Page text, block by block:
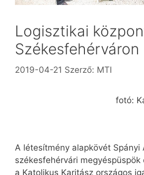
Logisztikai
Székesfehérváron
2019-04-21 Szerző: MTI
fotó:
A létesítmény alapkövét Spányi
székesfehérvári megyéspüspök
a Katolikus Karitász országos